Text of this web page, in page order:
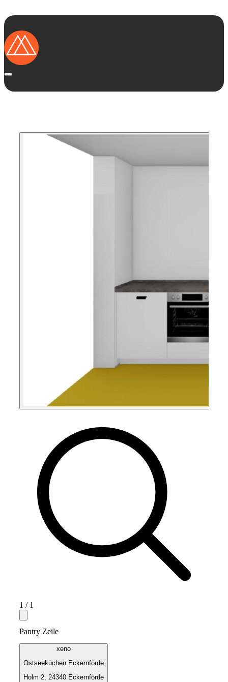
Ausstellungsküchen
Vorteile von Ausstellungsküchen
1 / 1
Pantry Zeile
xeno
Ostseeküchen Eckernförde
Holm 2, 24340 Eckernförde